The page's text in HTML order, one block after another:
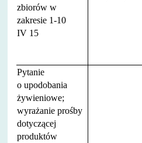
zbiorów w
zakresie 1-10
IV 15
Pytanie
o upodobania
żywieniowe;
wyrażanie prośby
dotyczącej
produktów